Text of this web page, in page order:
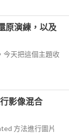
原演練，以及
今天把這個主題收
影像混合
方法進行圖片